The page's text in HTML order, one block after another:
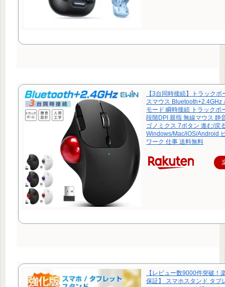
【3台同時接続】トラックボ
スマウス Bluetooth+2.4GHz
モード 瞬時接続 トラックボ
段階DPI 親指 無線マウス 静
ゴノミクス 7ボタン 進む/戻
Windows/Mac/iOS/Android
ワーク 仕事 送料無料
【レビュー数9000件突破！
保証】 スマホスタンド タブ